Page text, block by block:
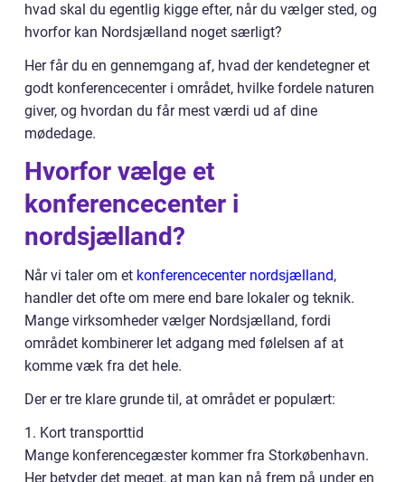
hvad skal du egentlig kigge efter, når du vælger sted, og
hvorfor kan Nordsjælland noget særligt?
Her får du en gennemgang af, hvad der kendetegner et
godt konferencecenter i området, hvilke fordele naturen
giver, og hvordan du får mest værdi ud af dine
mødedage.
Hvorfor vælge et
konferencecenter i
nordsjælland?
Når vi taler om et konferencecenter nordsjælland,
handler det ofte om mere end bare lokaler og teknik.
Mange virksomheder vælger Nordsjælland, fordi
området kombinerer let adgang med følelsen af at
komme væk fra det hele.
Der er tre klare grunde til, at området er populært:
1. Kort transporttid
Mange konferencegæster kommer fra Storkøbenhavn.
Her betyder det meget, at man kan nå frem på under en